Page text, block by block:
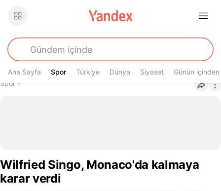
Ana Sayfa Spor
Spor Türkiye Dünya Siyaset Günün içinden
Buradasın
Spor›
Wilfried Singo, Monaco'da kalmaya
karar verdi